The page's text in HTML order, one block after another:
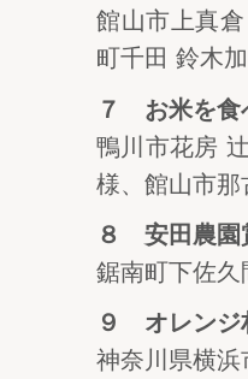
館山市上真
町千田 鈴木
７ お米を
鴨川市花房
様、館山市
８ 安田農
鋸南町下佐
９ オレン
神奈川県横